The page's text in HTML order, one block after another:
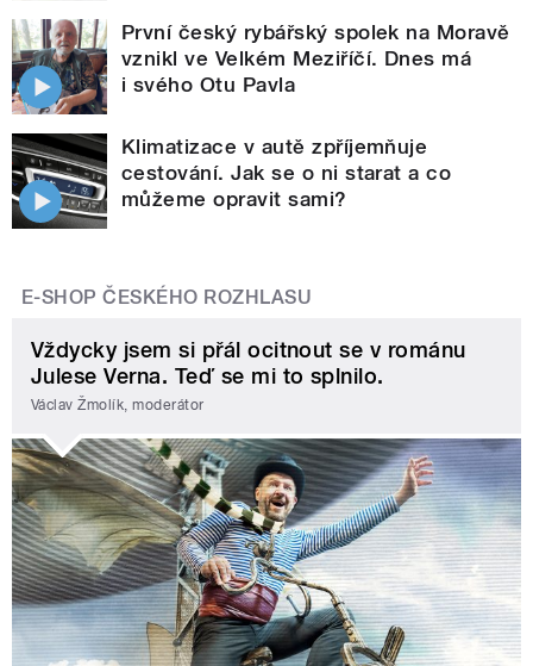
První český rybářský spolek na Moravě
vznikl ve Velkém Meziříčí. Dnes má
i svého Otu Pavla
Klimatizace v autě zpříjemňuje
cestování. Jak se o ni starat a co
můžeme opravit sami?
E-SHOP ČESKÉHO ROZHLASU
Vždycky jsem si přál ocitnout se v románu
Julese Verna. Teď se mi to splnilo.
Václav Žmolík, moderátor